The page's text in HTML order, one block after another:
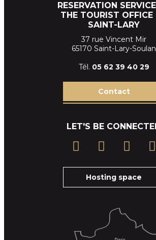
RESERVATION
THE TOURIST OFFICE
SAINT-LARY
37 rue Vincent Mir
65170 Saint-Lary-Soulan
Tél. 05 62 39 40 29
Contact
LET'S BE
Hosting space